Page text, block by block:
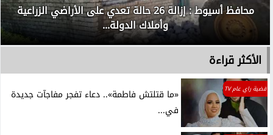
محافظ أسيوط : إزالة 26 حالة تعدي على الأراضي الزراعية
وأملاك الدولة...
الأكثر قراءة
قضية راي عام TV
«ما قتلتش فاطمة».. دعاء تفجر مفاجآت جديدة
في...